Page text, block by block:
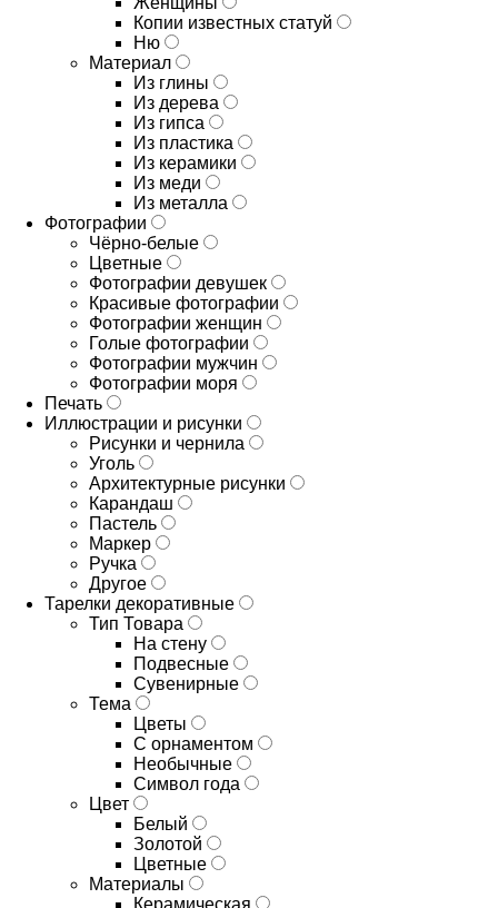
Копии известных статуй
Ню
Материал
Из глины
Из дерева
Из гипса
Из пластика
Из керамики
Из меди
Из металла
Фотографии
Чёрно-белые
Цветные
Фотографии девушек
Красивые фотографии
Фотографии женщин
Голые фотографии
Фотографии мужчин
Фотографии моря
Печать
Иллюстрации и рисунки
Рисунки и чернила
Уголь
Архитектурные рисунки
Карандаш
Пастель
Маркер
Ручка
Другое
Тарелки декоративные
Тип Товара
На стену
Подвесные
Сувенирные
Тема
Цветы
С орнаментом
Необычные
Символ года
Цвет
Белый
Золотой
Цветные
Материалы
Керамическая